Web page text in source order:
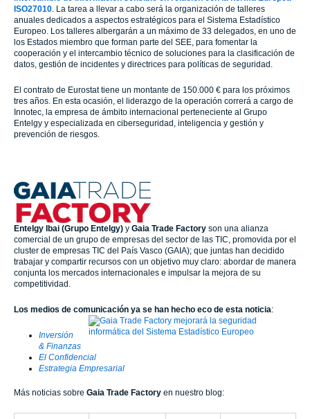
ISO27010 . La tarea a llevar a cabo será la organización de talleres
anuales dedicados a aspectos estratégicos para el Sistema Estadístico
Europeo. Los talleres albergarán a un máximo de 33 delegados, en uno de
los Estados miembro que forman parte del SEE, para fomentar la
cooperación y el intercambio técnico de soluciones para la clasificación de
datos, gestión de incidentes y directrices para políticas de seguridad.
El contrato de Eurostat tiene un montante de 150.000 € para los próximos
tres años. En esta ocasión, el liderazgo de la operación correrá a cargo de
Innotec, la empresa de ámbito internacional perteneciente al Grupo
Entelgy y especializada en ciberseguridad, inteligencia y gestión y
prevención de riesgos.
Entelgy Ibai (Grupo Entelgy) y Gaia Trade Factory son una alianza
comercial de un grupo de empresas del sector de las TIC, promovida por el
cluster de empresas TIC del País Vasco (GAIA); que juntas han decidido
trabajar y compartir recursos con un objetivo muy claro: abordar de manera
conjunta los mercados internacionales e impulsar la mejora de su
competitividad.
Los medios de comunicación ya se han hecho eco de esta noticia:
Inversión
& Finanzas
El Confidencial
Estrategia Empresarial
Más noticias sobre Gaia Trade Factory en nuestro blog: